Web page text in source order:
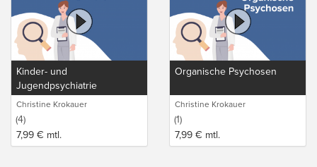
Kinder- und
Jugendpsychiatrie
Christine Krokauer
(4)
7,99 € mtl.
Organische Psychosen
Christine Krokauer
(1)
7,99 € mtl.